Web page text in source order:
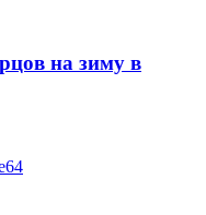
на зиму в